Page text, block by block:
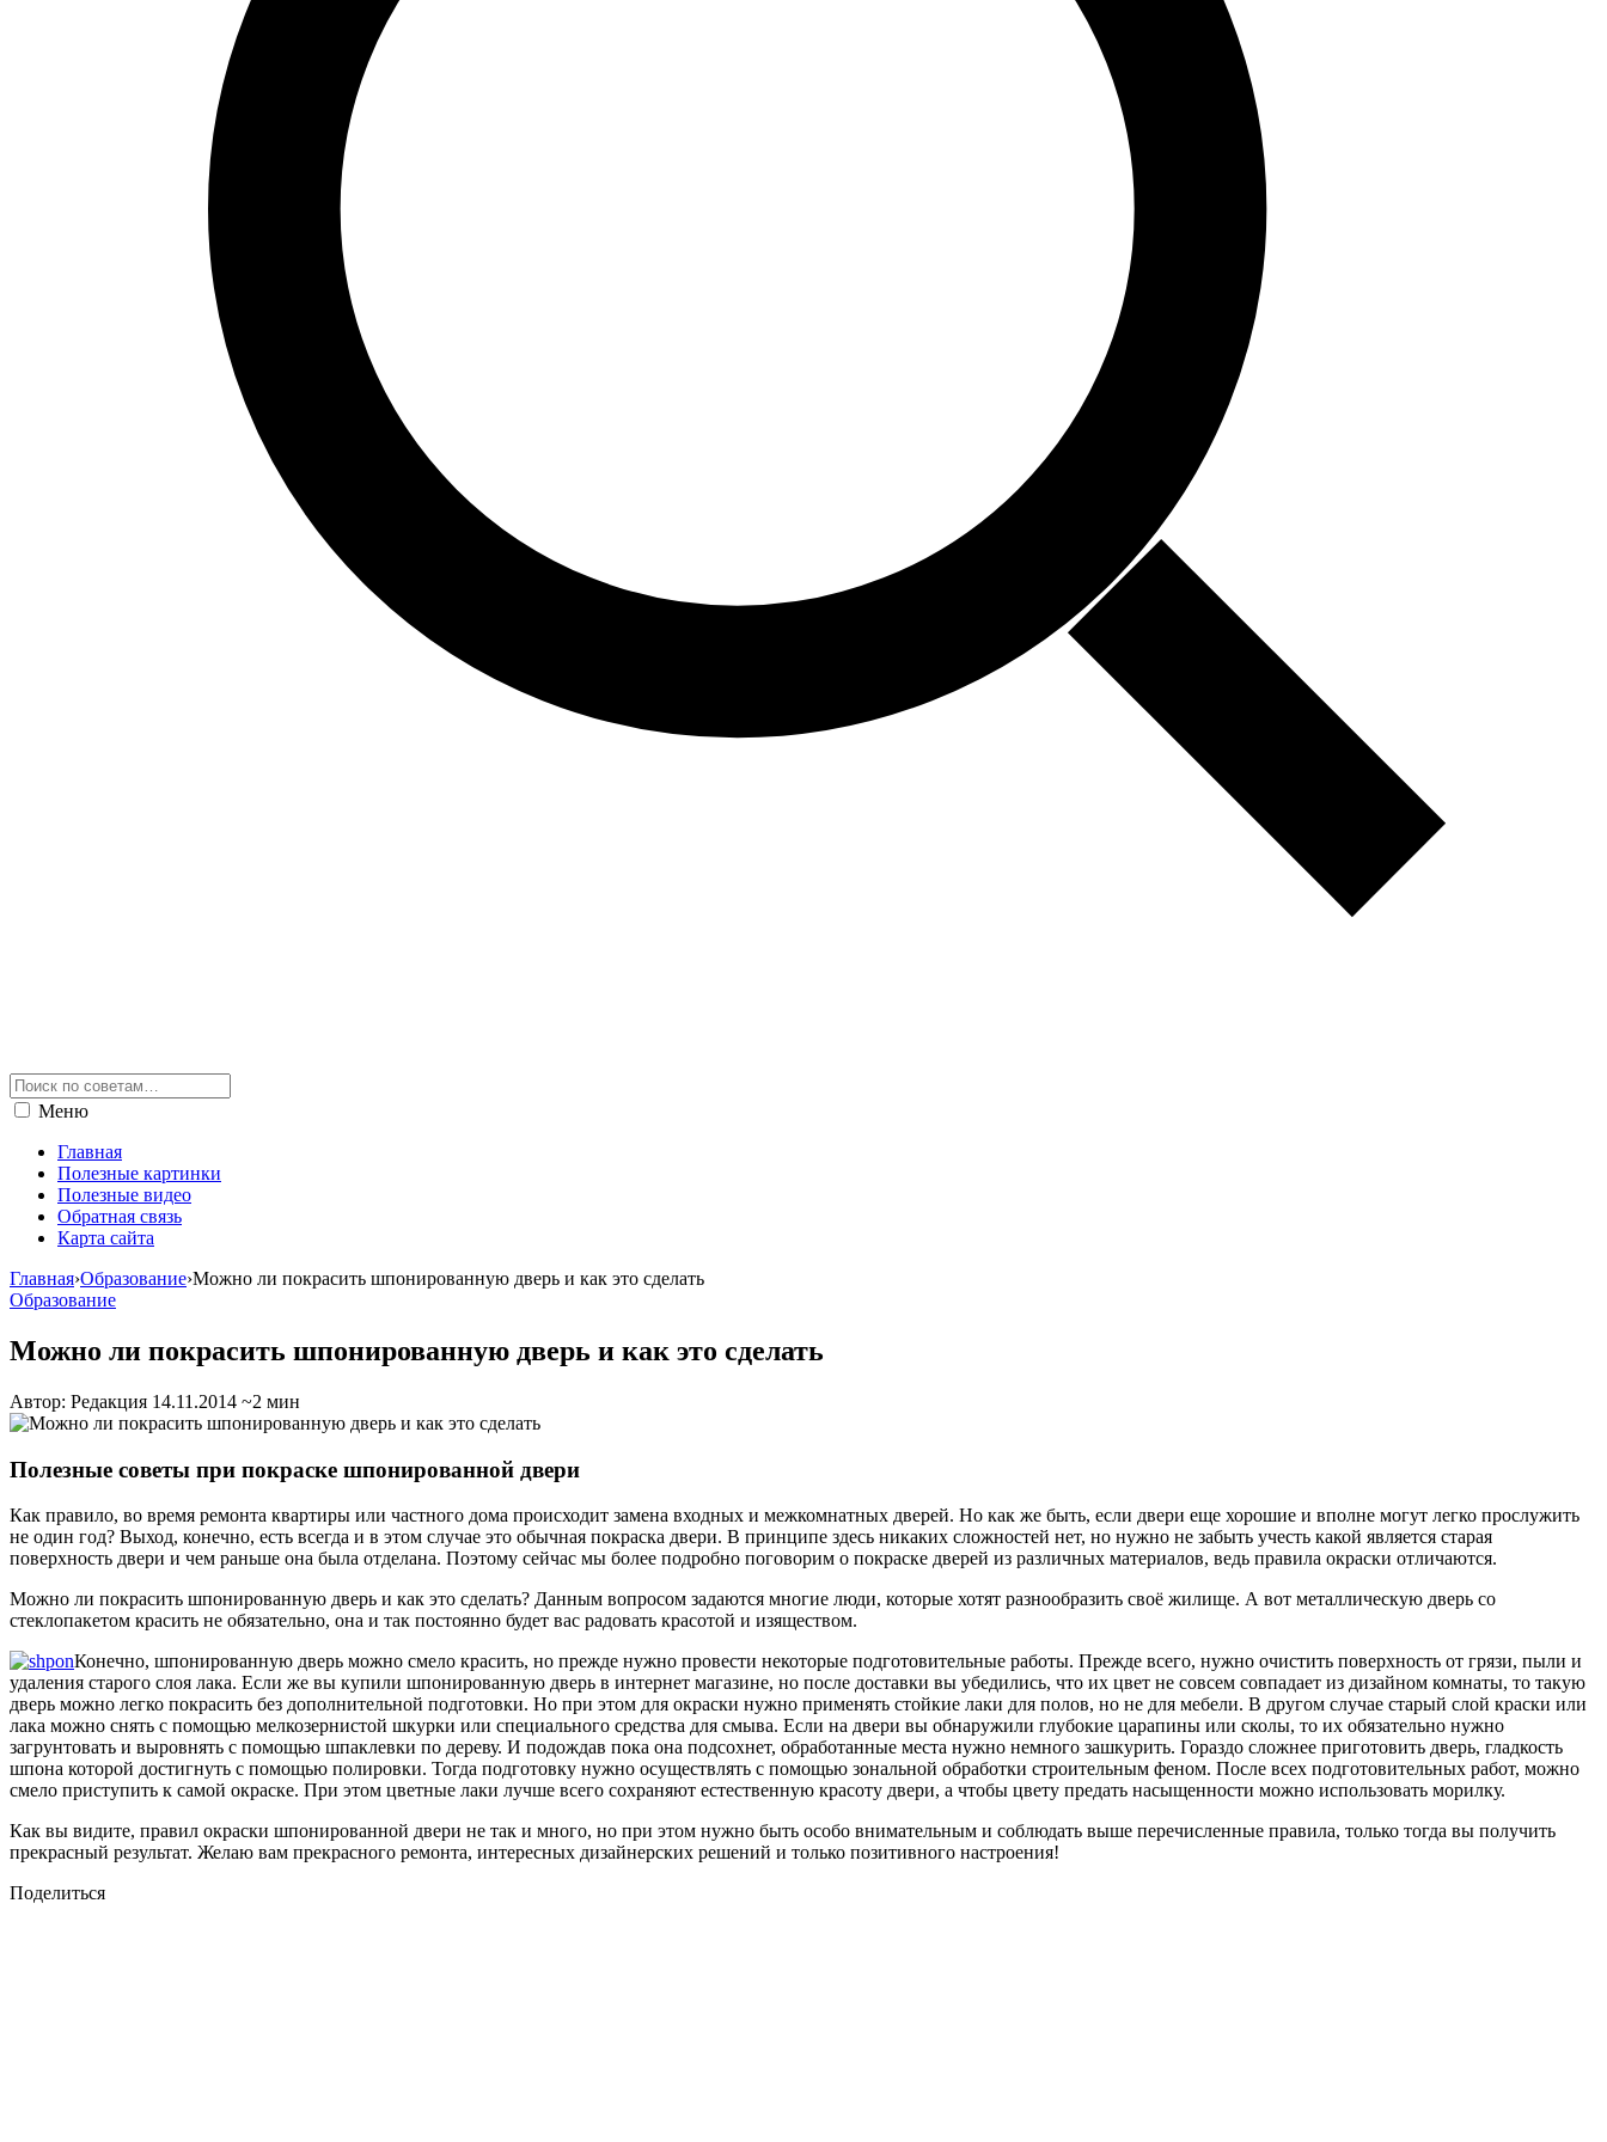
Меню
Главная
Полезные картинки
Полезные видео
Обратная связь
Карта сайта
Главная›Образование›Можно ли покрасить шпонированную дверь и как это сделать
Образование
Можно ли покрасить шпонированную дверь и как это сделать
Автор: Редакция 14.11.2014 ~2 мин
Полезные советы при покраске шпонированной двери
Как правило, во время ремонта квартиры или частного дома происходит замена входных и межкомнатных дверей. Но как же быть, если двери еще хорошие и вполне могут легко прослужить
не один год? Выход, конечно, есть всегда и в этом случае это обычная покраска двери. В принципе здесь никаких сложностей нет, но нужно не забыть учесть какой является старая
поверхность двери и чем раньше она была отделана. Поэтому сейчас мы более подробно поговорим о покраске дверей из различных материалов, ведь правила окраски отличаются.
Можно ли покрасить шпонированную дверь и как это сделать? Данным вопросом задаются многие люди, которые хотят разнообразить своё жилище. А вот металлическую дверь со
стеклопакетом красить не обязательно, она и так постоянно будет вас радовать красотой и изяществом.
Конечно, шпонированную дверь можно смело красить, но прежде нужно провести некоторые подготовительные работы. Прежде всего, нужно очистить поверхность от грязи, пыли и
удаления старого слоя лака. Если же вы купили шпонированную дверь в интернет магазине, но после доставки вы убедились, что их цвет не совсем совпадает из дизайном комнаты, то такую
дверь можно легко покрасить без дополнительной подготовки. Но при этом для окраски нужно применять стойкие лаки для полов, но не для мебели. В другом случае старый слой краски или
лака можно снять с помощью мелкозернистой шкурки или специального средства для смыва. Если на двери вы обнаружили глубокие царапины или сколы, то их обязательно нужно
загрунтовать и выровнять с помощью шпаклевки по дереву. И подождав пока она подсохнет, обработанные места нужно немного зашкурить. Гораздо сложнее приготовить дверь, гладкость
шпона которой достигнуть с помощью полировки. Тогда подготовку нужно осуществлять с помощью зональной обработки строительным феном. После всех подготовительных работ, можно
смело приступить к самой окраске. При этом цветные лаки лучше всего сохраняют естественную красоту двери, а чтобы цвету предать насыщенности можно использовать морилку.
Как вы видите, правил окраски шпонированной двери не так и много, но при этом нужно быть особо внимательным и соблюдать выше перечисленные правила, только тогда вы получить
прекрасный результат. Желаю вам прекрасного ремонта, интересных дизайнерских решений и только позитивного настроения!
Поделиться